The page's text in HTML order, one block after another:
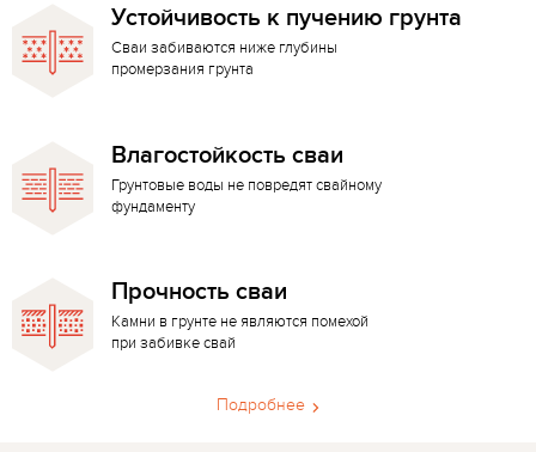
Устойчивость к пучению грунта
Сваи забиваются ниже глубины
промерзания грунта
Влагостойкость сваи
Грунтовые воды не повредят свайному
фундаменту
Прочность сваи
Камни в грунте не являются помехой
при забивке свай
Подробнее